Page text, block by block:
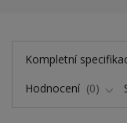
Kompletní
Hodnocení
0